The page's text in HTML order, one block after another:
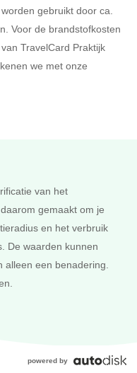
gebruikt door ca.
Voor de brandstofkosten
TravelCard Praktijk
we met onze
van het
gemaakt om je
en het verbruik
De waarden kunnen
alleen een benadering.
powered by